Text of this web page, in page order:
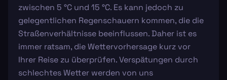
zwischen 5 °C und 15 °C. Es kann jedoch zu
gelegentlichen Regenschauern kommen, die die
Straßenverhältnisse beeinflussen. Daher ist es
immer ratsam, die Wettervorhersage kurz vor
Ihrer Reise zu überprüfen. Verspätungen durch
schlechtes Wetter werden von uns